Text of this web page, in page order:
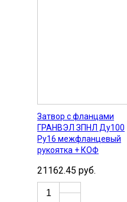
Затвор с фланцами
ГРАНВЭЛ ЗПНЛ Ду100
Ру16 межфланцевый
рукоятка + КОФ
21162.45 руб.